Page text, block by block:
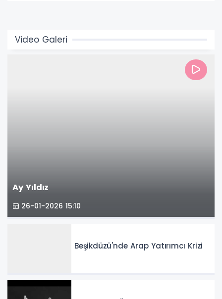
Video Galeri
Ay Yıldız
26-01-2026 15:10
Beşikdüzü'nde Arap Yatırımcı Krizi